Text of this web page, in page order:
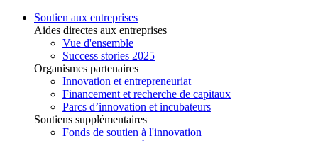
Soutien aux entreprises
Aides directes aux entreprises
Vue d'ensemble
Success stories 2025
Organismes partenaires
Innovation et entrepreneuriat
Financement et recherche de capitaux
Parcs d’innovation et incubateurs
Soutiens supplémentaires
Fonds de soutien à l'innovation